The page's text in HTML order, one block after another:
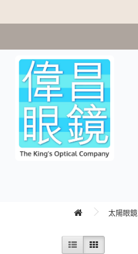
太陽眼鏡